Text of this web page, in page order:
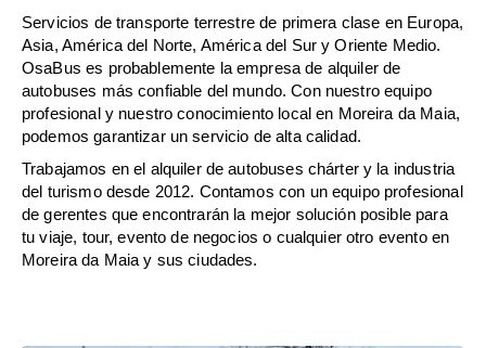
Servicios de transporte terrestre de primera clase en Europa,
Asia, América del Norte, América del Sur y Oriente Medio.
OsaBus es probablemente la empresa de alquiler de
autobuses más confiable del mundo. Con nuestro equipo
profesional y nuestro conocimiento local en Moreira da Maia,
podemos garantizar un servicio de alta calidad.
Trabajamos en el alquiler de autobuses chárter y la industria
del turismo desde 2012. Contamos con un equipo profesional
de gerentes que encontrarán la mejor solución posible para
tu viaje, tour, evento de negocios o cualquier otro evento en
Moreira da Maia y sus ciudades.